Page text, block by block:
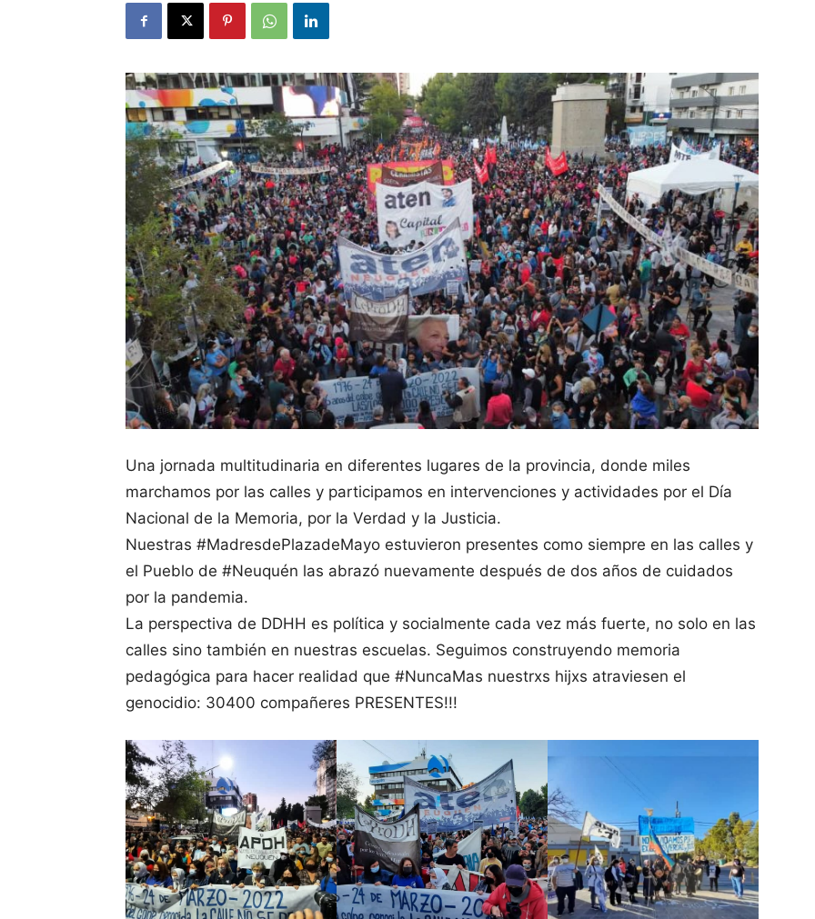
Una jornada multitudinaria en diferentes lugares de la provincia, donde miles
marchamos por las calles y participamos en intervenciones y actividades por el Día
Nacional de la Memoria, por la Verdad y la Justicia.
Nuestras #MadresdePlazadeMayo estuvieron presentes como siempre en las calles y
el Pueblo de #Neuquén las abrazó nuevamente después de dos años de cuidados
por la pandemia.
La perspectiva de DDHH es política y socialmente cada vez más fuerte, no solo en las
calles sino también en nuestras escuelas. Seguimos construyendo memoria
pedagógica para hacer realidad que #NuncaMas nuestrxs hijxs atraviesen el
genocidio: 30400 compañeres PRESENTES!!!